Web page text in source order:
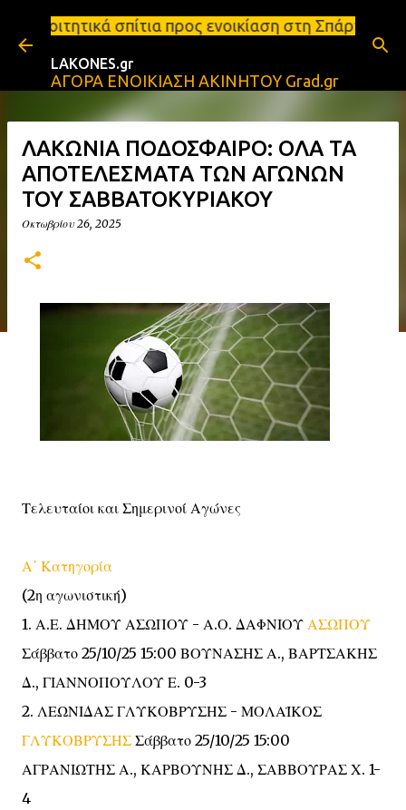
Μετάβαση στο κύριο περιεχόμενο
προς ενοικίαση στη Σπάρτη Ενοικιάσεις
LAKONES.gr
ΑΓΟΡΑ ΕΝΟΙΚΙΑΣΗ ΑΚΙΝΗΤΟΥ Grad.gr
ΛΑΚΩΝΙΑ ΠΟΔΟΣΦΑΙΡΟ: ΟΛΑ ΤΑ
ΑΠΟΤΕΛΕΣΜΑΤΑ ΤΩΝ ΑΓΩΝΩΝ
ΤΟΥ ΣΑΒΒΑΤΟΚΥΡΙΑΚΟΥ
Οκτωβρίου 26, 2025
Τελευταίοι και Σημερινοί Αγώνες
Α΄ Κατηγορία
(2η αγωνιστική)
1. Α.Ε. ΔΗΜΟΥ ΑΣΩΠΟΥ - Α.Ο. ΔΑΦΝΙΟΥ ΑΣΩΠΟΥ
Σάββατο 25/10/25 15:00 ΒΟΥΝΑΣΗΣ Α., ΒΑΡΤΣΑΚΗΣ
Δ., ΓΙΑΝΝΟΠΟΥΛΟΥ Ε. 0-3
2. ΛΕΩΝΙΔΑΣ ΓΛΥΚΟΒΡΥΣΗΣ - ΜΟΛΑΪΚΟΣ
ΓΛΥΚΟΒΡΥΣΗΣ Σάββατο 25/10/25 15:00
ΑΓΡΑΝΙΩΤΗΣ Α., ΚΑΡΒΟΥΝΗΣ Δ., ΣΑΒΒΟΥΡΑΣ Χ. 1-
4